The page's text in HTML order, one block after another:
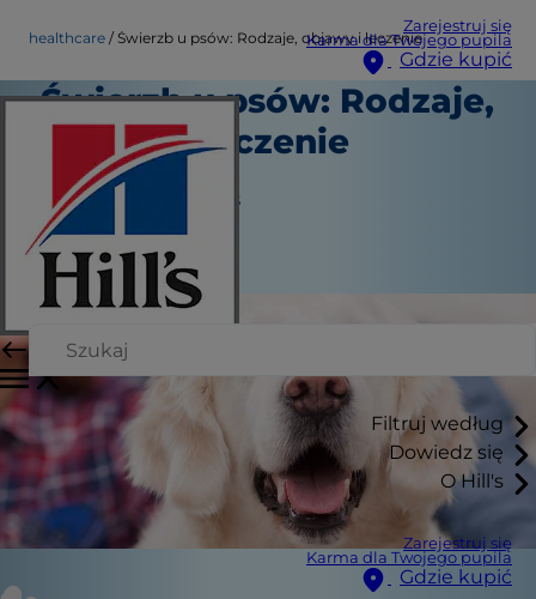
Zarejestruj się
Karma dla Twojego pupila
Gdzie kupić
Filtruj według
Dowiedz się
O Hill's
Zarejestruj się
Karma dla Twojego pupila
Gdzie kupić
healthcare Świerzb u psów: Rodzaje, objawy i leczenie
Świerzb u psów: Rodzaje,
objawy i leczenie
Opieka zdrowotna
Jean Marie Bauhaus
|
July 31, 2024